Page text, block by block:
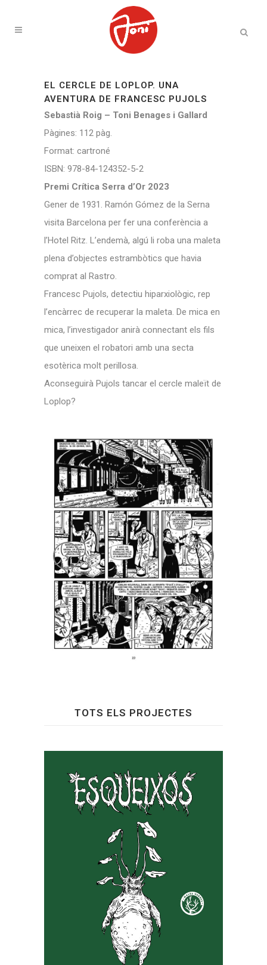
EL CERCLE DE LOPLOP. UNA
AVENTURA DE FRANCESC PUJOLS
Sebastià Roig – Toni Benages i Gallard
Pàgines: 112 pàg.
Format: cartroné
ISBN: 978-84-124352-5-2
Premi Crítica Serra d’Or 2023
Gener de 1931. Ramón Gómez de la Serna
visita Barcelona per fer una conferència a
l’Hotel Ritz. L’endemà, algú li roba una maleta
plena d’objectes estrambòtics que havia
comprat al Rastro.
Francesc Pujols, detectiu hiparxiològic, rep
l’encàrrec de recuperar la maleta. De mica en
mica, l’investigador anirà connectant els fils
que uneixen el robatori amb una secta
esotèrica molt perillosa.
Aconseguirà Pujols tancar el cercle maleït de
Loplop?
TOTS ELS PROJECTES
ESQUIEXOS